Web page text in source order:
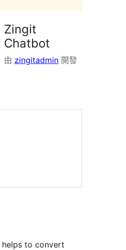
Zingit
Chatbot
由 zingitadmin 開發
to convert